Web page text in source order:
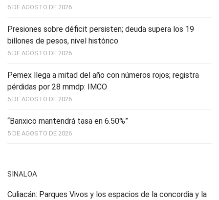
6 DE AGOSTO DE 2026
Presiones sobre déficit persisten; deuda supera los 19
billones de pesos, nivel histórico
6 DE AGOSTO DE 2026
Pemex llega a mitad del año con números rojos; registra
pérdidas por 28 mmdp: IMCO
6 DE AGOSTO DE 2026
“Banxico mantendrá tasa en 6.50%”
5 DE AGOSTO DE 2026
SINALOA
Culiacán: Parques Vivos y los espacios de la concordia y la